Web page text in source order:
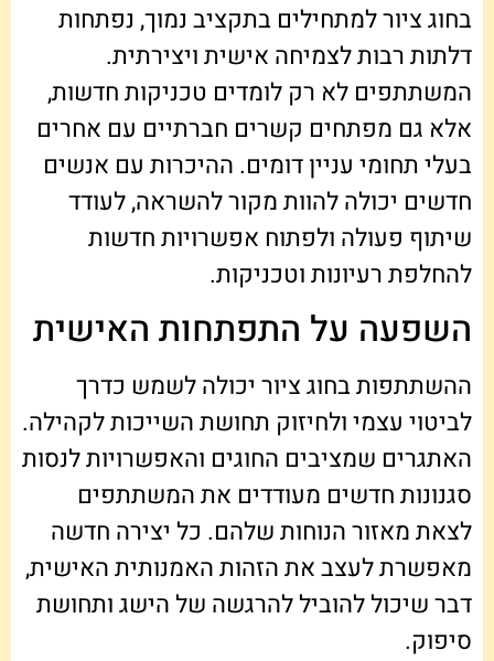
בחוג ציור למתחילים בתקציב נמוך, נפתחות
דלתות רבות לצמיחה אישית ויצירתית.
המשתתפים לא רק לומדים טכניקות חדשות,
אלא גם מפתחים קשרים חברתיים עם אחרים
בעלי תחומי עניין דומים. ההיכרות עם אנשים
חדשים יכולה להוות מקור להשראה, לעודד
שיתוף פעולה ולפתוח אפשרויות חדשות
להחלפת רעיונות וטכניקות.
השפעה על התפתחות האישית
ההשתתפות בחוג ציור יכולה לשמש כדרך
לביטוי עצמי ולחיזוק תחושת השייכות לקהילה.
האתגרים שמציבים החוגים והאפשרויות לנסות
סגנונות חדשים מעודדים את המשתתפים
לצאת מאזור הנוחות שלהם. כל יצירה חדשה
מאפשרת לעצב את הזהות האמנותית האישית,
דבר שיכול להוביל להרגשה של הישג ותחושת
סיפוק.